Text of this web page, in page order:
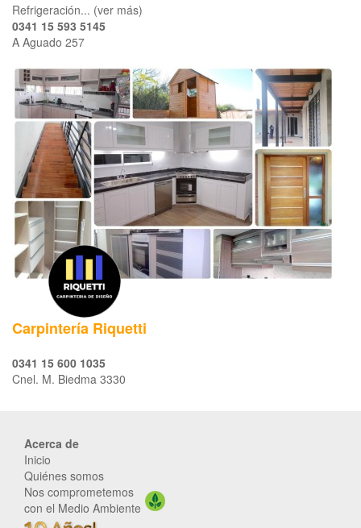
​​Refrigeración... (ver más)
0341 15 593 5145
A Aguado 257
Carpintería Riquetti
0341 15 600 1035
Cnel. M. Biedma 3330
Acerca de
Inicio
Quiénes somos
Nos comprometemos
con el Medio Ambiente